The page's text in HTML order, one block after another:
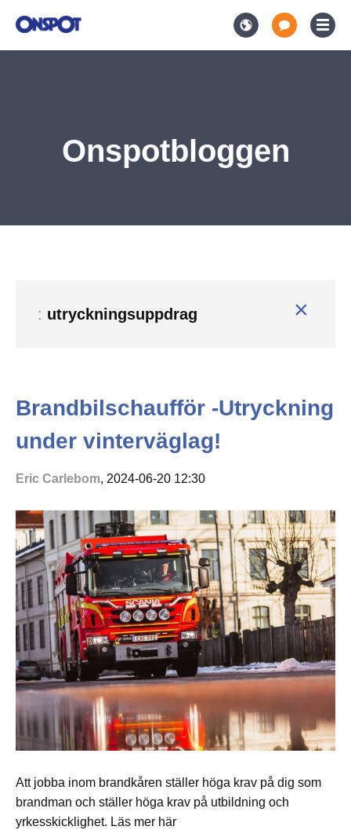
Onspotbloggen
: utryckningsuppdrag ×
Brandbilschaufför -Utryckning
under vinterväglag!
Eric Carlebom, 2024-06-20 12:30
Att jobba inom brandkåren ställer höga krav på dig som
brandman och ställer höga krav på utbildning och
yrkesskicklighet. Läs mer här